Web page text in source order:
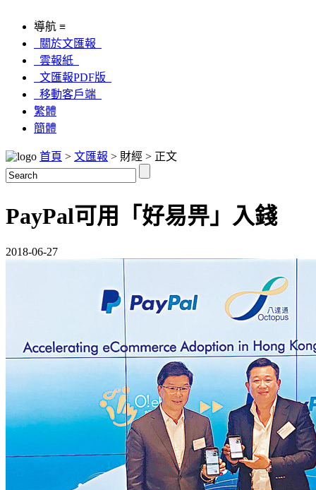
導航 ≡
關於文匯報
雲報紙
文匯報PDF版
移動客戶端
繁體
簡體
首頁 > 文匯報 > 財經 > 正文
PayPal可用「好易畀」入錢
2018-06-27